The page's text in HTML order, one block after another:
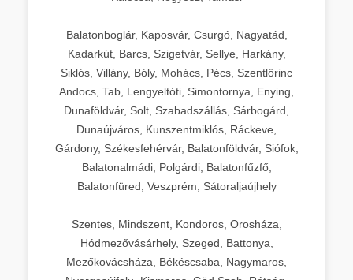
Balatonboglár, Kaposvár, Csurgó, Nagyatád,
Kadarkút, Barcs, Szigetvár, Sellye, Harkány,
Siklós, Villány, Bóly, Mohács, Pécs, Szentlőrinc
Andocs, Tab, Lengyeltóti, Simontornya, Enying,
Dunaföldvár, Solt, Szabadszállás, Sárbogárd,
Dunaújváros, Kunszentmiklós, Ráckeve,
Gárdony, Székesfehérvár, Balatonföldvár, Siófok,
Balatonalmádi, Polgárdi, Balatonfűzfő,
Balatonfüred, Veszprém, Sátoraljaújhely
Szentes, Mindszent, Kondoros, Orosháza,
Hódmezővásárhely, Szeged, Battonya,
Mezőkovácsháza, Békéscsaba, Nagymaros,